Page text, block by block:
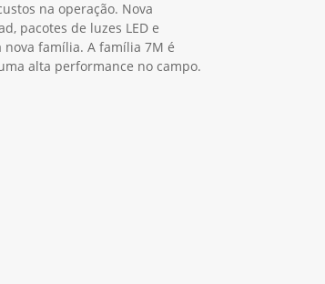
na operação. Nova
pacotes de luzes LED e
família. A família 7M é
alta performance no campo.